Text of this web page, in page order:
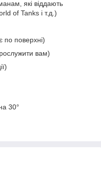
які віддають
of Tanks і т.д.)
по поверхні)
вам)
30°